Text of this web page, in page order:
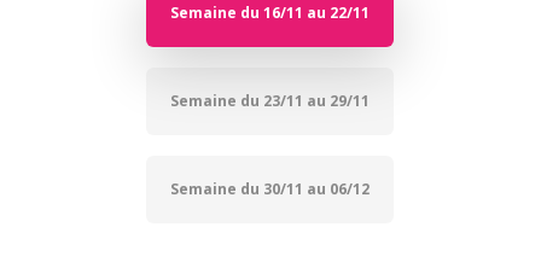
Semaine du 16/11 au 22/11
Semaine du 23/11 au 29/11
Semaine du 30/11 au 06/12